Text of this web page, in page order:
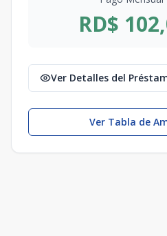
RD$
Ver Detalles del
Ver Tabla de